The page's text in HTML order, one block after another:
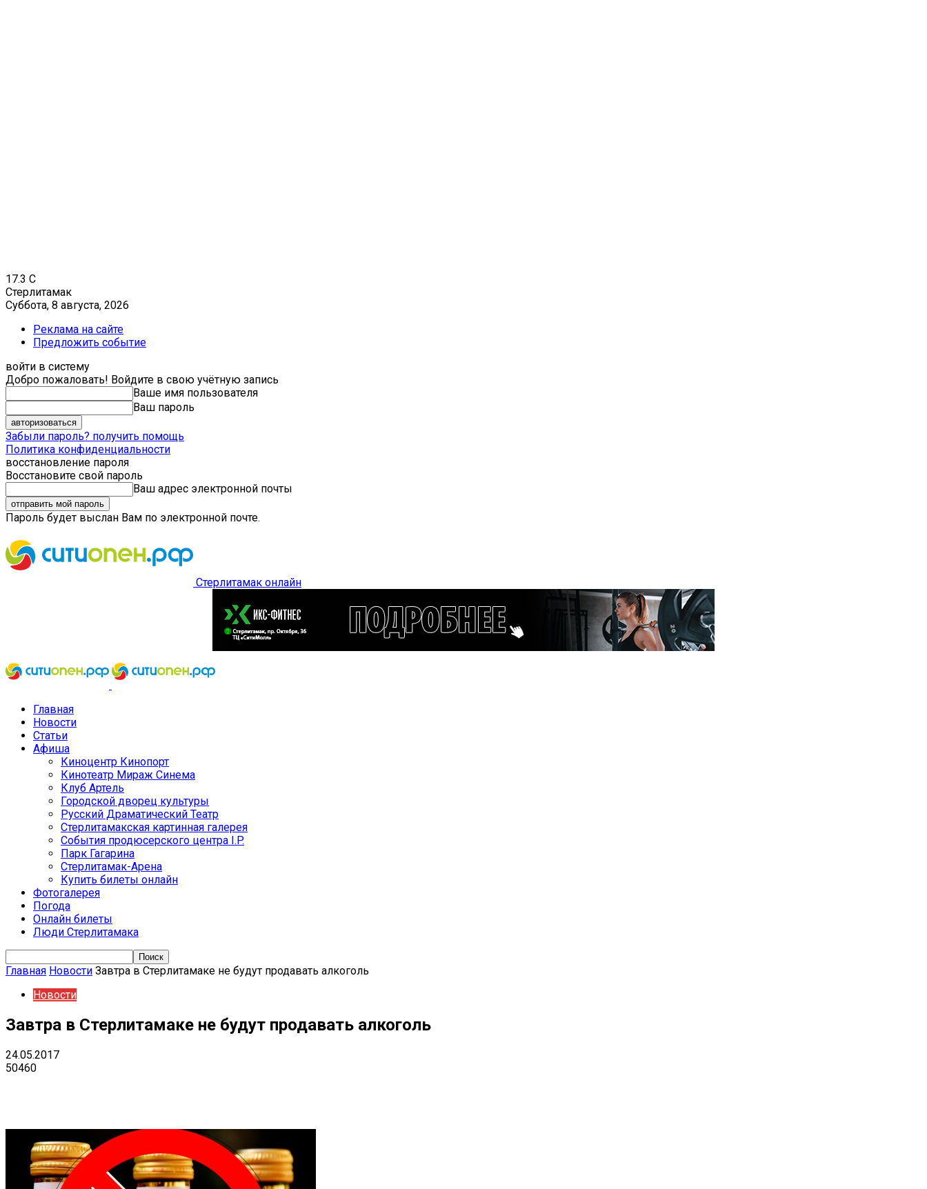
17.3 C
Стерлитамак
Суббота, 8 августа, 2026
Реклама на сайте
Предложить событие
войти в систему
Добро пожаловать! Войдите в свою учётную запись
Ваше имя пользователя
Ваш пароль
Забыли пароль? получить помощь
Политика конфиденциальности
восстановление пароля
Восстановите свой пароль
Ваш адрес электронной почты
Пароль будет выслан Вам по электронной почте.
Стерлитамак онлайн
Главная
Новости
Статьи
Афиша
Киноцентр Кинопорт
Кинотеатр Мираж Синема
Клуб Артель
Городской дворец культуры
Русский Драматический Театр
Стерлитамакская картинная галерея
События продюсерского центра I.P.
Парк Гагарина
Стерлитамак-Арена
Купить билеты онлайн
Фотогалерея
Погода
Онлайн билеты
Люди Стерлитамака
Главная Новости Завтра в Стерлитамаке не будут продавать алкоголь
Новости
Завтра в Стерлитамаке не будут продавать алкоголь
24.05.2017
50460